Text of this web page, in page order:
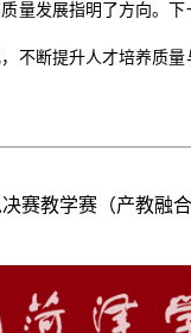
量发展指明了方向。
不断提升人才培养质
赛教学赛（产教融